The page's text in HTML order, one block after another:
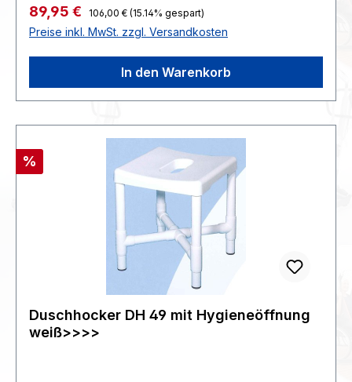
45 cm Stellfläche: 38 x 43,5 bis 51,5 cm
Stellfläche zusammengeklappt: 20 x 58 x 46 cm
Verkaufspreis:
89,95 € Regulärer Preis:
106,00 € (15.14% gespart)
Preise inkl. MwSt. zzgl. Versandkosten
In den Warenkorb
Rabatt
%
Duschhocker DH 49 mit Hygieneöffnung
weiß>>>>